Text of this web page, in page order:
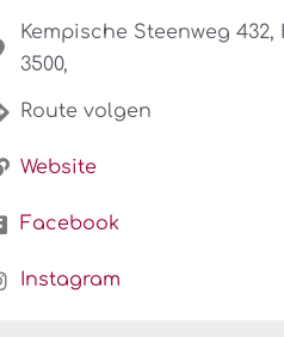
Kempische Steenweg 432,
3500,
Route volgen
Website
Facebook
Instagram